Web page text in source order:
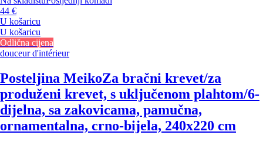
44 €
U košaricu
U košaricu
Odlična cijena
douceur d'intérieur
Posteljina MeikoZa bračni krevet/za
produženi krevet, s uključenom plahtom/6-
dijelna, sa zakovicama, pamučna,
ornamentalna, crno-bijela, 240x220 cm